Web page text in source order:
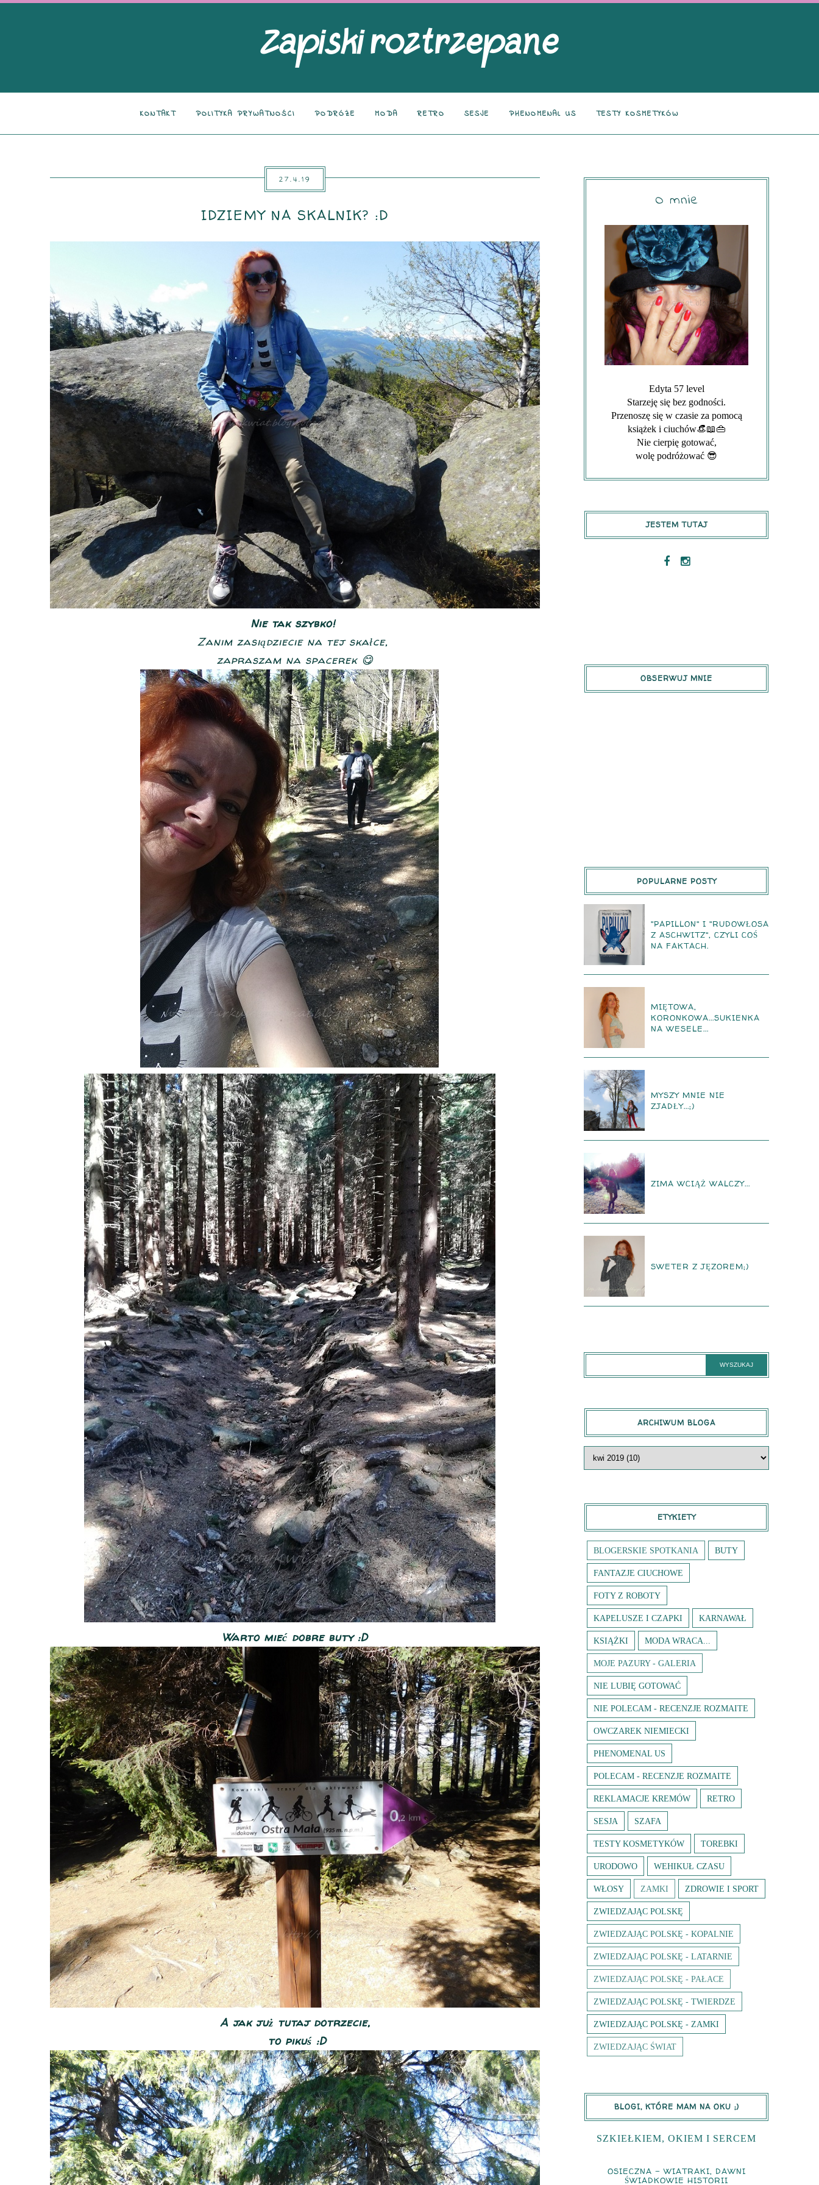
KONTAKT POLITYKA PRYWATNOŚCI PODRÓŻE MODA RETRO SESJE PHENOMENAL US TESTY KOSMETYKÓW
27.4.19
IDZIEMY NA SKALNIK? :D
Nie tak szybko!
Zanim zasiądziecie na tej skałce,
zapraszam na spacerek 😋
Warto mieć dobre buty :D
A jak już tutaj dotrzecie,
to pikuś :D
O mnie
Edyta 57 level
Starzeję się bez godności.
Przenoszę się w czasie za pomocą
książek i ciuchów👒📖👜
Nie cierpię gotować,
wolę podróżować 😎
JESTEM TUTAJ
OBSERWUJ MNIE
POPULARNE POSTY
"PAPILLON" I "RUDOWŁOSA
Z ASCHWITZ", CZYLI COŚ
NA FAKTACH.
MIĘTOWA,
KORONKOWA...SUKIENKA
NA WESELE...
MYSZY MNIE NIE
ZJADŁY...;)
ZIMA WCIĄŻ WALCZY...
SWETER Z JĘZOREM;)
ARCHIWUM BLOGA
ETYKIETY
BLOGERSKIE SPOTKANIA BUTY
FANTAZJE CIUCHOWE
FOTY Z ROBOTY
KAPELUSZE I CZAPKI KARNAWAŁ
KSIĄŻKI MODA WRACA...
MOJE PAZURY - GALERIA
NIE LUBIĘ GOTOWAĆ
NIE POLECAM - RECENZJE ROZMAITE
OWCZAREK NIEMIECKI
PHENOMENAL US
POLECAM - RECENZJE ROZMAITE
REKLAMACJE KREMÓW RETRO
SESJA SZAFA
TESTY KOSMETYKÓW TOREBKI
URODOWO WEHIKUŁ CZASU
WŁOSY ZAMKI ZDROWIE I SPORT
ZWIEDZAJĄC POLSKĘ
ZWIEDZAJĄC POLSKĘ - KOPALNIE
ZWIEDZAJĄC POLSKĘ - LATARNIE
ZWIEDZAJĄC POLSKĘ - PAŁACE
ZWIEDZAJĄC POLSKĘ - TWIERDZE
ZWIEDZAJĄC POLSKĘ - ZAMKI
ZWIEDZAJĄC ŚWIAT
BLOGI, KTÓRE MAM NA OKU ;)
SZKIEŁKIEM, OKIEM I SERCEM
OSIECZNA - WIATRAKI, DAWNI
ŚWIADKOWIE HISTORII